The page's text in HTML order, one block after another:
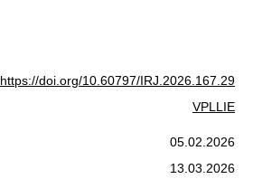
https://doi.org/10.60797/IRJ.2026.167.29
VPLLIE
05.02.2026
13.03.2026